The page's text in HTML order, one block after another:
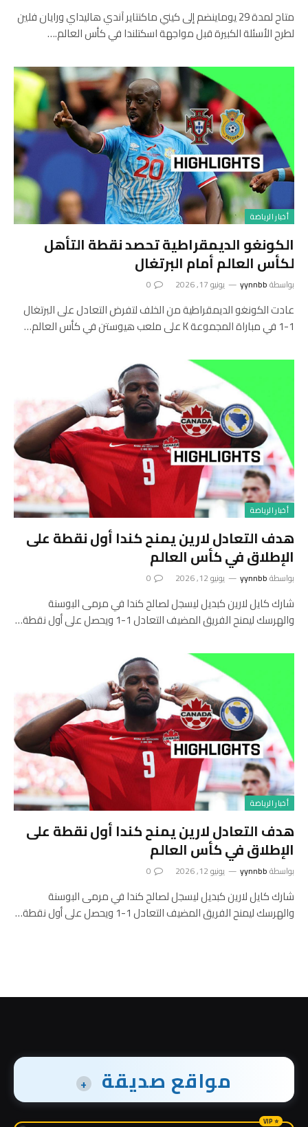
متاح لمدة 29 يوماينضم إلى كيني ماكنتاير آندي هاليداي ورايان فلين
لطرح الأسئلة الكبيرة قبل مواجهة اسكتلندا في كأس العالم.…
أخبار الرياضة
الكونغو الديمقراطية تحصد نقطة التأهل
لكأس العالم أمام البرتغال
بواسطةyynnbb يونيو 17, 2026 0
عادت الكونغو الديمقراطية من الخلف لتفرض التعادل على البرتغال
1-1 في مباراة المجموعة K على ملعب هيوستن في كأس العالم…
أخبار الرياضة
هدف التعادل لارين يمنح كندا أول نقطة على
الإطلاق في كأس العالم
بواسطةyynnbb يونيو 12, 2026 0
شارك كايل لارين كبديل ليسجل لصالح كندا في مرمى البوسنة
والهرسك ليمنح الفريق المضيف التعادل 1-1 ويحصل على أول نقطة…
أخبار الرياضة
هدف التعادل لارين يمنح كندا أول نقطة على
الإطلاق في كأس العالم
بواسطةyynnbb يونيو 12, 2026 0
شارك كايل لارين كبديل ليسجل لصالح كندا في مرمى البوسنة
والهرسك ليمنح الفريق المضيف التعادل 1-1 ويحصل على أول نقطة…
مواقع صديقة +